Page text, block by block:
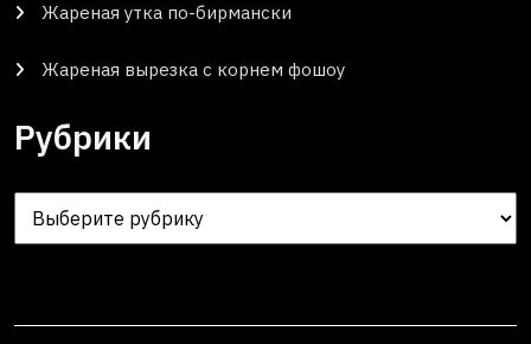
Жареная утка по-бирмански
Жареная вырезка с корнем фошоу
Рубрики
Рубрики